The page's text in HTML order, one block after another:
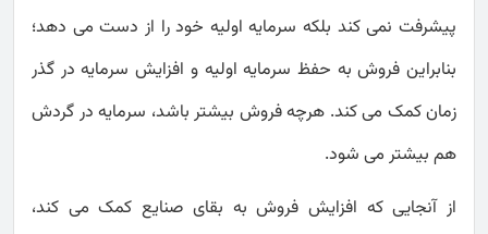
پیشرفت نمی کند بلکه سرمایه اولیه خود را از دست می دهد؛
بنابراین فروش به حفظ سرمایه اولیه و افزایش سرمایه در گذر
زمان کمک می کند. هرچه فروش بیشتر باشد، سرمایه در گردش
هم بیشتر می شود.
از آنجایی که افزایش فروش به بقای صنایع کمک می کند،